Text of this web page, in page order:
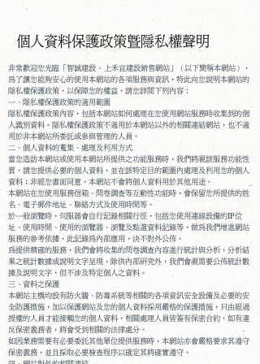
個人資料保護政策暨隱私權聲明
非常歡迎您光臨「智誠建設‧上禾宜建設銷售網站」（以下簡稱本網站），
為了讓您能夠安心的使用本網站的各項服務與資訊，特此向您說明本網站的
隱私權保護政策，以保障您的權益，請您詳閱下列內容：
一、隱私權保護政策的適用範圍
隱私權保護政策內容，包括本網站如何處理在您使用網站服務時收集到的個
人識別資料。隱私權保護政策不適用於本網站以外的相關連結網站，也不適
用於非本網站所委託或參與管理的人員。
二、個人資料的蒐集、處理及利用方式
當您造訪本網站或使用本網站所提供之功能服務時，我們將視該服務功能性
質，請您提供必要的個人資料，並在該特定目的範圍內處理及利用您的個人
資料；非經您書面同意，本網站不會將個人資料用於其他用途。
本網站在您使用服務信箱、問卷調查等互動性功能時，會保留您所提供的姓
名、電子郵件地址、聯絡方式及使用時間等。
於一般瀏覽時，伺服器會自行記錄相關行徑，包括您使用連線設備的IP位
址、使用時間、使用的瀏覽器、瀏覽及點選資料記錄等，做為我們增進網站
服務的參考依據，此記錄為內部應用，決不對外公佈。
為提供精確的服務，我們會將收集的問卷調查內容進行統計與分析，分析結
果之統計數據或說明文字呈現，除供內部研究外，我們會視需要公佈統計數
據及說明文字，但不涉及特定個人之資料。
三、資料之保護
本網站主機均設有防火牆、防毒系統等相關的各項資訊安全設備及必要的安
全防護措施，加以保護網站及您的個人資料採用嚴格的保護措施，只由經過
授權的人員才能接觸您的個人資料，相關處理人員皆簽有保密合約，如有違
反保密義務者，將會受到相關的法律處分。
如因業務需要有必要委託其他單位提供服務時，本網站亦會嚴格要求其遵守
保密義務，並且採取必要檢查程序以確定其將確實遵守。